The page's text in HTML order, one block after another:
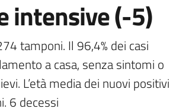
intensive (-5)
tamponi. Il 96,4% dei casi
a casa, senza sintomi o
L’età media dei nuovi positivi
6 decessi